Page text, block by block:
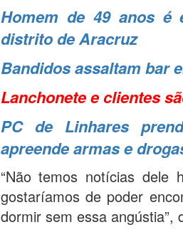
Homem de 49 anos é
distrito de Aracruz
Bandidos assaltam bar
Lanchonete e clientes
PC de Linhares
apreende armas e
“Não temos notícias
gostaríamos de poder
dormir sem essa angústia”,